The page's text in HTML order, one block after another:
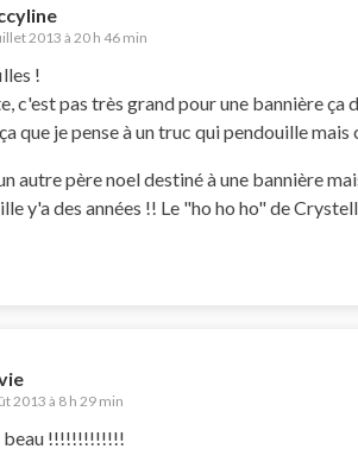
2013 à 20 h 46 min
!
c'est pas très grand pour une bannière ça
que je pense à un truc qui pendouille mais
autre père noel destiné à une bannière
y'a des années !! Le "ho ho ho" de
2013 à 8 h 29 min
beau !!!!!!!!!!!!!